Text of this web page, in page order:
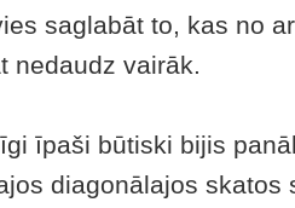
saglabāt to, kas no
nedaudz vairāk.
īpaši būtiski bijis
diagonālajos skatos